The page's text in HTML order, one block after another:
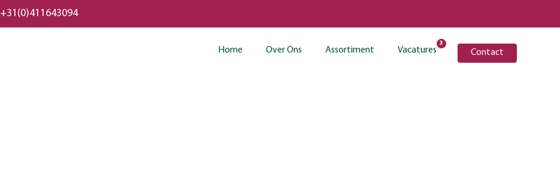
+31(0)411643094
Home Over Ons Assortiment Vacatures
3
Contact